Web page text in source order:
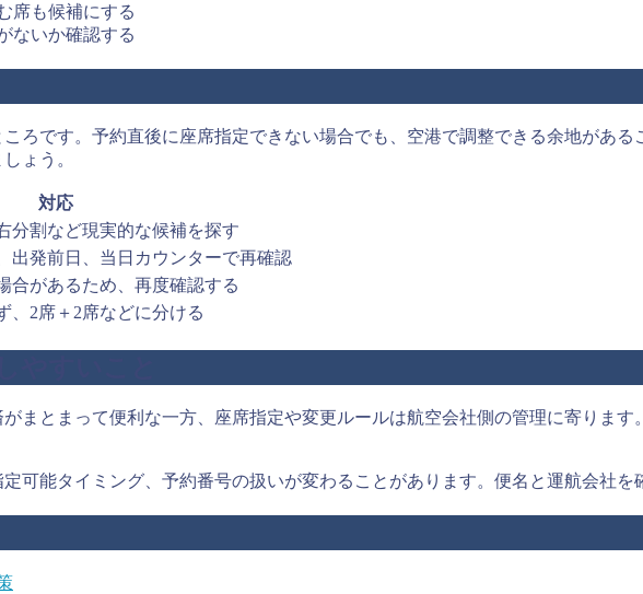
席も候補にする
ないか確認する
ろです。予約直後に座席指定できない場合でも、空港で調整できる余地があ
ょう。
対応
分割など現実的な候補を探す
出発前日、当日カウンターで再確認
合があるため、再度確認する
、2席＋2席などに分ける
まとまって便利な一方、座席指定や変更ルールは航空会社側の管理に寄りま
可能タイミング、予約番号の扱いが変わることがあります。便名と運航会社を